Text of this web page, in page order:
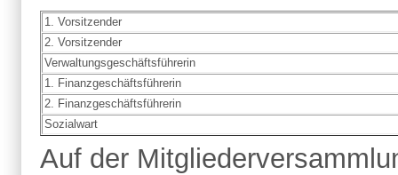
1. Vorsitzender
2. Vorsitzender
Verwaltungsgeschäftsführerin
1. Finanzgeschäftsführerin
2. Finanzgeschäftsführerin
Sozialwart
Auf der